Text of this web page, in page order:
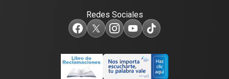
Test de velocidad de internet
Comprobantes electrónicos
Adquirientes iPhone 6, 6S y SE
Mensaje de Seguridad
Trabaja en Claro
Redes Sociales